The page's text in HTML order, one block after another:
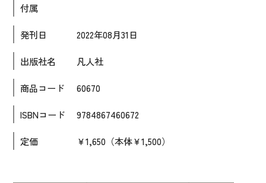
大学入試対策
学校情報
日本語学習関連副読本
日本事情
定期刊行物
視聴覚・補助教材
ビデオ・ＤＶＤ
付属
発刊日 2022年08月31日
出版社名 凡人社
商品コード 60670
ISBNコード 9784867460672
定価 ￥1,650（本体￥1,500）